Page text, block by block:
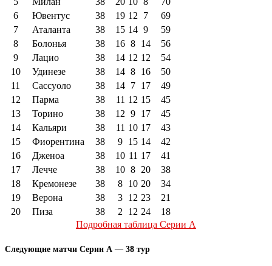
6
Ювентус 38 19 12 7
69
7
Аталанта 38 15 14 9
59
8
Болонья 38 16 8 14
56
9
Лацио 38 14 12 12
54
10
Удинезе 38 14 8 16
50
11
Сассуоло 38 14 7 17
49
12
Парма 38 11 12 15
45
13
Торино 38 12 9 17
45
14
Кальяри 38 11 10 17
43
15
Фиорентина 38 9 15 14
42
16
Дженоа 38 10 11 17
41
17
Лечче 38 10 8 20
38
18
Кремонезе 38 8 10 20
34
19
Верона 38 3 12 23
21
20
Пиза 38 2 12 24
18
Подробная таблица Серии А
Следующие матчи Серии А — 38 тур